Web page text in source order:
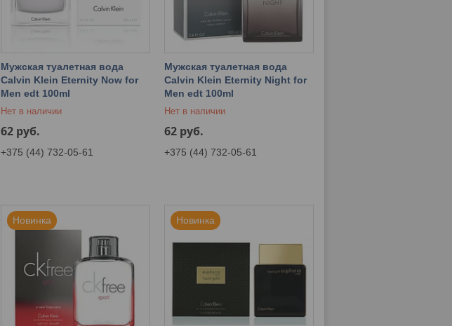
Мужская туалетная вода
Calvin Klein Eternity Now for
Men edt 100ml
Нет в наличии
62 руб.
+375 (44) 732-05-61
Мужская туалетная вода
Calvin Klein Eternity Night for
Men edt 100ml
Нет в наличии
62 руб.
+375 (44) 732-05-61
Новинка Новинка